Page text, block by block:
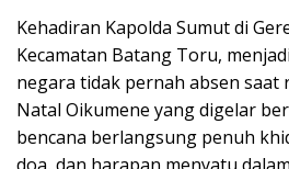
Kehadiran Kapolda Sumut di
Kecamatan Batang Toru,
negara tidak pernah absen saat
Natal Oikumene yang digelar
bencana berlangsung penuh